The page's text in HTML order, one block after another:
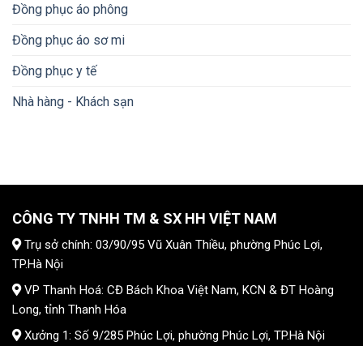
Đồng phục áo phông
Đồng phục áo sơ mi
Đồng phục y tế
Nhà hàng - Khách sạn
CÔNG TY TNHH TM & SX HH VIỆT NAM
Trụ sở chính: 03/90/95 Vũ Xuân Thiều, phường Phúc Lợi,
TP.Hà Nội
VP Thanh Hoá: CĐ Bách Khoa Việt Nam, KCN & ĐT Hoàng
Long, tỉnh Thanh Hóa
Xưởng 1: Số 9/285 Phúc Lợi, phường Phúc Lợi, TP.Hà Nội